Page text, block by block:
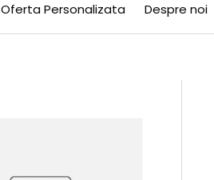
Oferta Personalizata Despre noi